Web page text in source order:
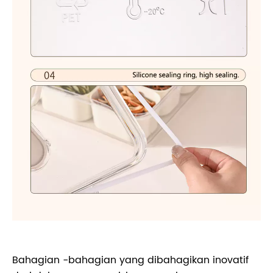
Bahagian -bahagian yang dibahagikan inovatif